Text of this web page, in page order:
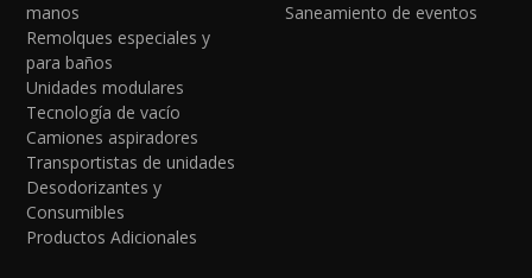
manos
Remolques especiales y
para baños
Unidades modulares
Tecnología de vacío
Camiones aspiradores
Transportistas de unidades
Desodorizantes y
Consumibles
Productos Adicionales
Saneamiento de eventos